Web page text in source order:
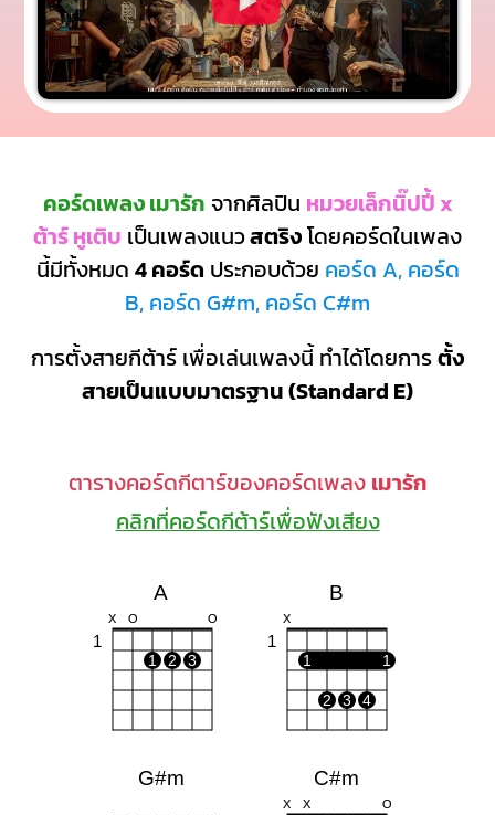
คอร์ดเพลง เมารัก จากศิลปิน หมวยเล็กนิ๊ปปี้ x
ต้าร์ หูเติบ เป็นเพลงแนวสตริงโดยคอร์ดในเพลง
นี้มีทั้งหมด 4 คอร์ด ประกอบด้วย คอร์ด A, คอร์ด
B, คอร์ด G#m, คอร์ด C#m
การตั้งสายกีต้าร์ เพื่อเล่นเพลงนี้ ทำได้โดยการตั้ง
สายเป็นแบบมาตรฐาน (Standard E)
ตารางคอร์ดกีตาร์ของคอร์ดเพลง เมารัก
คลิกที่คอร์ดกีต้าร์เพื่อฟังเสียง
A
X O O
1
1 2 3
B
X
1
1 1
2 3 4
G#m C#m
X X O